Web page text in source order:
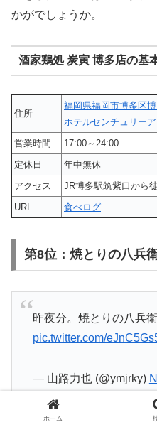
かがでしょうか。
酒家鶏処 炭寅 博多店の基
住所
福岡県福岡市博多区
ホテルセンチュリー
営業時間
17:00～24:00
定休日
年中無休
アクセス
JR博多駅筑紫口から
URL
食べログ
第8位：焼とりの八兵
昨夜分。焼とりの八兵
pic.twitter.com/
— 山路力也 (@ymjrky)
ホーム